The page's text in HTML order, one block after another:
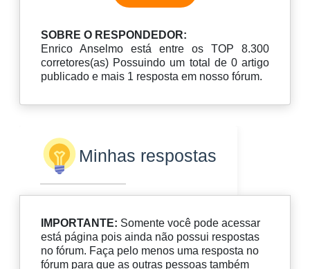
SOBRE O RESPONDEDOR:
Enrico Anselmo está entre os TOP 8.300
corretores(as) Possuindo um total de 0 artigo
publicado e mais 1 resposta em nosso fórum.
Minhas respostas
IMPORTANTE: Somente você pode acessar
está página pois ainda não possui respostas
no fórum. Faça pelo menos uma resposta no
fórum para que as outras pessoas também